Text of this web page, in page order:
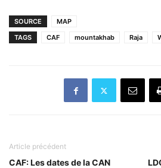
SOURCE
MAP
TAGS
CAF mountakhab Raja
Article précédent
CAF: Les dates de la CAN